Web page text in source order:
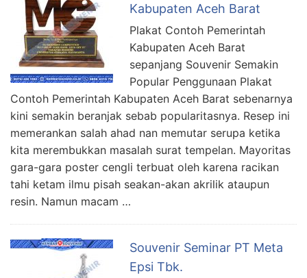
Kabupaten Aceh Barat
Plakat Contoh Pemerintah
Kabupaten Aceh Barat
sepanjang Souvenir Semakin
Popular Penggunaan Plakat
Contoh Pemerintah Kabupaten Aceh Barat sebenarnya
kini semakin beranjak sebab popularitasnya. Resep ini
memerankan salah ahad nan memutar serupa ketika
kita merembukkan masalah surat tempelan. Mayoritas
gara-gara poster cengli terbuat oleh karena racikan
tahi ketam ilmu pisah seakan-akan akrilik ataupun
resin. Namun macam …
Souvenir Seminar PT Meta
Epsi Tbk.